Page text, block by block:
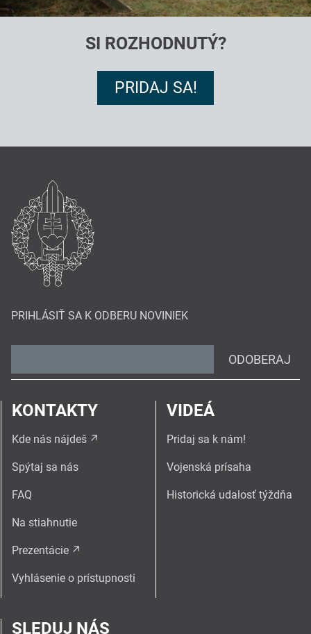
SI ROZHODNUTÝ?
PRIDAJ SA!
PRIHLÁSIŤ SA K ODBERU NOVINIEK
ODOBERAJ
KONTAKTY
Kde nás nájdeš
Spýtaj sa nás
FAQ
Na stiahnutie
Prezentácie
Vyhlásenie o prístupnosti
VIDEÁ
Pridaj sa k nám!
Vojenská prísaha
Historická udalosť týždňa
SLEDUJ NÁS